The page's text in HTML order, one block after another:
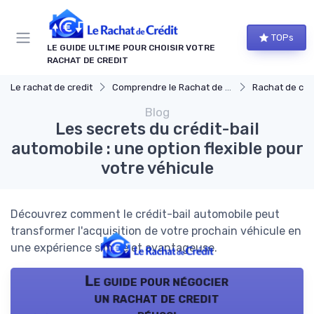
LE GUIDE ULTIME POUR CHOISIR VOTRE
RACHAT DE CREDIT
TOPs
Le rachat de credit Comprendre le Rachat de Crédit Rachat de crédit à
Blog
Les secrets du crédit-bail
automobile : une option flexible pour
votre véhicule
Découvrez comment le crédit-bail automobile peut
transformer l'acquisition de votre prochain véhicule en
une expérience simple et avantageuse.
Le guide pour négocier
un rachat de credit
Panneau de gestion des cookies